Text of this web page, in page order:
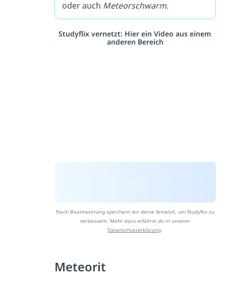
oder auch Meteorschwarm.
Studyflix vernetzt: Hier ein Video aus einem
anderen Bereich
Nach Beantwortung speichern wir deine Antwort, um Studyflix zu
verbessern. Mehr dazu erfährst du in unserer
Datenschutzerklärung.
Meteorit